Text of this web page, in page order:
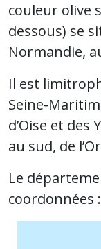
couleur olive
dessous) se
Normandie,
Il est
Seine-
d’Oise et des
au sud, de
Le
coordonnées :